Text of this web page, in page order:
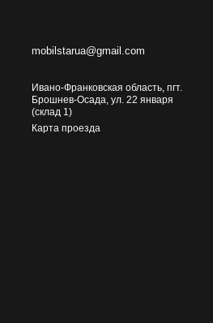
mobilstarua@gmail.com
Ивано-Франковская область, пгт.
Брошнев-Осада, ул. 22 января
(склад 1)
Карта проезда